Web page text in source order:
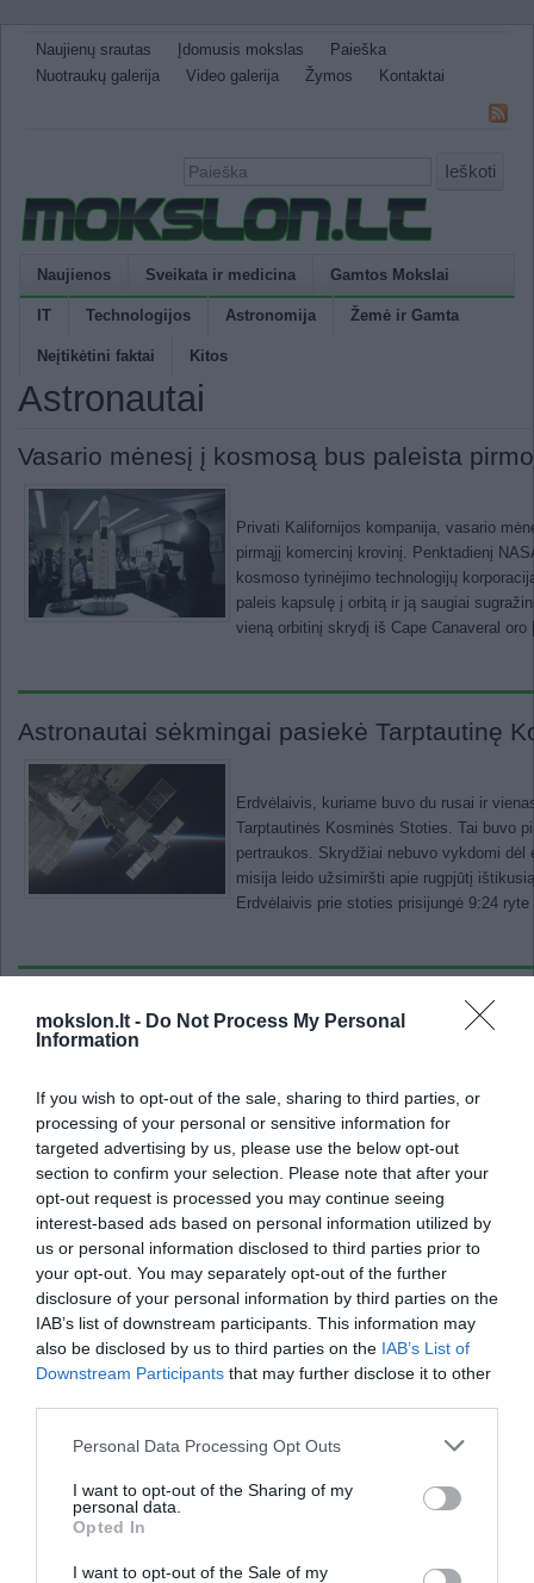
mokslon.lt - Do Not Process My Personal
Information
If you wish to opt-out of the sale, sharing to third parties, or
processing of your personal or sensitive information for
targeted advertising by us, please use the below opt-out
section to confirm your selection. Please note that after your
opt-out request is processed you may continue seeing
interest-based ads based on personal information utilized by
us or personal information disclosed to third parties prior to
your opt-out. You may separately opt-out of the further
disclosure of your personal information by third parties on the
IAB’s list of downstream participants. This information may
also be disclosed by us to third parties on the IAB’s List of
Downstream Participants that may further disclose it to other
Personal Data Processing Opt Outs
I want to opt-out of the Sharing of my
personal data.
Opted In
I want to opt-out of the Sale of my
Naujienų srautas Įdomusis mokslas
Paieška
Nuotraukų galerija
Video galerija Žymos Kontaktai
Ieškoti
Naujienos Sveikata ir medicina Gamtos Mokslai
IT Technologijos Astronomija Žemė ir Gamta
Neįtikėtini faktai Kitos
Astronautai
Vasario mėnesį į kosmosą bus paleista
Privati Kalifornijos kompanija, vasario
pirmąjį komercinį krovinį. Penktadienį
kosmoso tyrinėjimo technologijų
paleis kapsulę į orbitą ir ją saugiai
vieną orbitinį skrydį iš Cape Canaveral
Astronautai sėkmingai pasiekė Tarptautinę
Erdvėlaivis, kuriame buvo du rusai ir
Tarptautinės Kosminės Stoties. Tai buvo
pertraukos. Skrydžiai nebuvo vykdomi
misija leido užsimiršti apie rugpjūtį
Erdvėlaivis prie stoties prisijungė 9:24
paraiškas vyriausybiniame NASA
viena maža smulkmena: visi NASA
laikotarpį, todėl šis kosmoso centras
astronautus į orbitą. NASA veteranai baigia savo darbą kosminėje
Atnaujinti skrydžiai į Tarptautinę Kosminę
Rusijos erdvėlaivis su vienu amerikiečiu
Kazachijos stepių. Erdvėlaivis skris į
Ivanishinas. Skrydis buvo atidėtas dviem